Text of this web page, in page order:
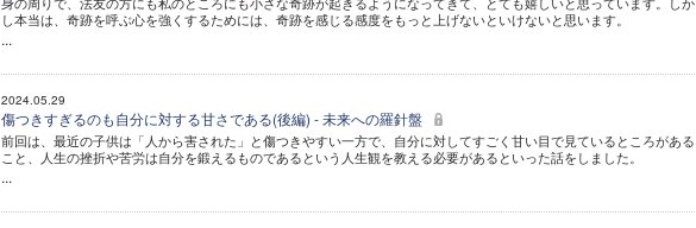
し本当は、奇跡を呼ぶ心を強くするためには、奇跡を感じる感度をもっと上げないといけないと思います。
...
2024.05.29
傷つきすぎるのも自分に対する甘さである(後編) - 未来への羅針盤
前回は、最近の子供は「人から害された」と傷つきやすい一方で、自分に対してすごく甘い目で見ているところがある
こと、人生の挫折や苦労は自分を鍛えるものであるという人生観を教える必要があるといった話をしました。
...